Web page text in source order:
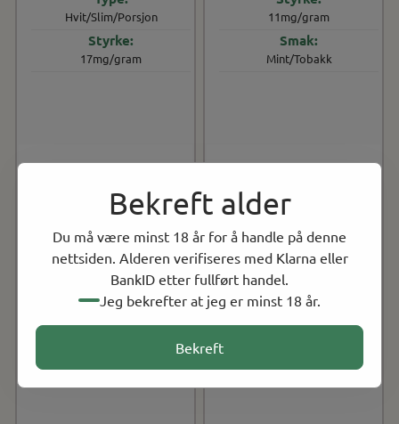
Bekreft alder
Du må være minst 18 år for å handle på denne
nettsiden. Alderen verifiseres med Klarna eller
BankID etter fullført handel.
Jeg bekrefter at jeg er minst 18 år.
Bekreft
Hvit/Slim/Porsjon
17mg/gram
11mg/gram
Mint/Tobakk